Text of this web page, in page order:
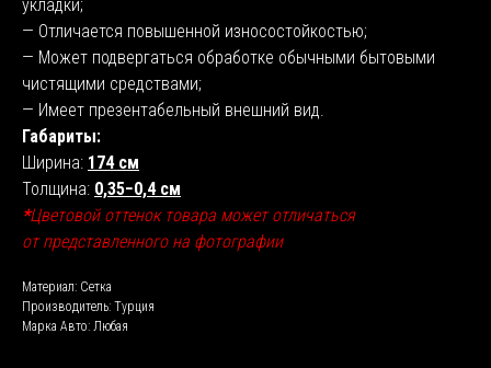
укладки;
— Отличается повышенной износостойкостью;
— Может подвергаться обработке обычными бытовыми
чистящими средствами;
— Имеет презентабельный внешний вид.
Габариты:
Ширина: 174 см
Толщина: 0,35−0,4 см
*Цветовой оттенок товара может отличаться
от представленного на фотографии
Материал: Сетка
Производитель: Турция
Марка Авто: Любая